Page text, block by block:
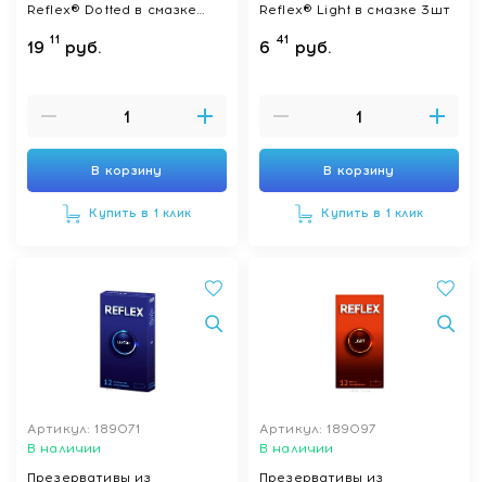
Reflex® Dotted в смазке
12шт
19 11 руб.
В корзину
Купить в 1 клик
Reflex® Light в смазке 3шт
6 41 руб.
В корзину
Купить в 1 клик
Артикул: 189071
В наличии
Презервативы из
Артикул: 189097
В наличии
Презервативы из